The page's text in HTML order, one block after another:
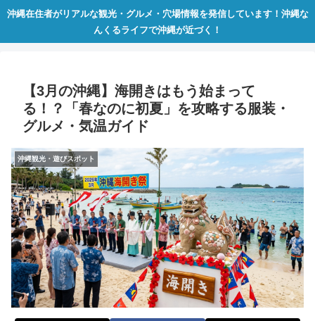
沖縄在住者がリアルな観光・グルメ・穴場情報を発信しています！沖縄な
んくるライフで沖縄が近づく！
​【3月の沖縄】海開きはもう始まって
る！？「春なのに初夏」を攻略する服装・
グルメ・気温ガイド
沖縄観光・遊びスポット